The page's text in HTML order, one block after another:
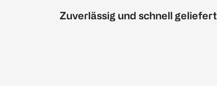
Zuverlässig und schnell geliefert